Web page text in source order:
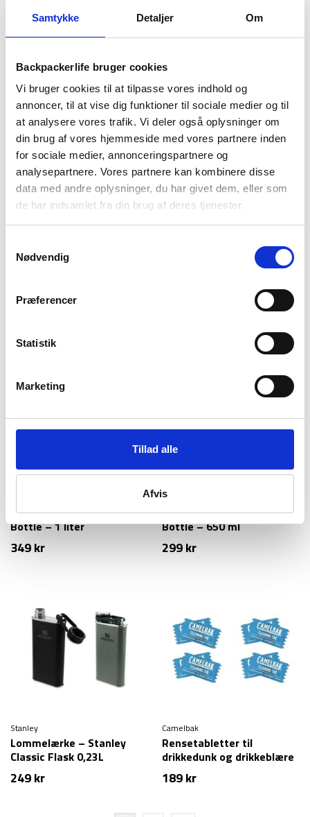
Samtykke Detaljer Om
Backpackerlife bruger cookies
Vi bruger cookies til at tilpasse vores indhold og
annoncer, til at vise dig funktioner til sociale medier og til
at analysere vores trafik. Vi deler også oplysninger om
din brug af vores hjemmeside med vores partnere inden
for sociale medier, annonceringspartnere og
analysepartnere. Vores partnere kan kombinere disse
data med andre oplysninger, du har givet dem, eller som
de har indsamlet fra din brug af deres tjenester.
Nødvendig
Præferencer
Statistik
Marketing
Tillad alle
Afvis
Lifestraw
drikkedunk – 650 ml
449kr
Lifestraw
drikkeflaske – Vakuum
699kr
drikkeflaske – Vakuum
drikkeflaske – Vakuum
rustfrit stål – 500 ml
Lifestraw Peak Squeeze
Bottle – 1 liter
349kr
Lifestraw
Lifestraw Peak Squeeze
Bottle – 650 ml
299kr
Stanley
Lommelærke – Stanley
Classic Flask 0,23L
249kr
Camelbak
Rensetabletter til
drikkedunk og drikkeblære
– Camelbak Cleaning Tabs
– 8 stk
189kr